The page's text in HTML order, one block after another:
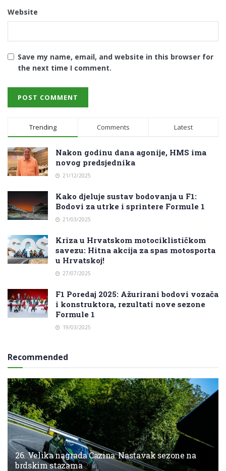
Website
Save my name, email, and website in this browser for
the next time I comment.
Trending Comments Latest
Nakon godinu dana agonije, HMS ima
novog predsjednika
21/12/2025
Kako djeluje sustav bodovanja u F1:
Bodovi za utrke i sprintere Formule 1
21/03/2025
Kriza u Hrvatskom motociklističkom
savezu: Hitna akcija za spas motosporta
u Hrvatskoj!
27/07/2025
F1 Poredaj 2025: Ažurirani bodovi vozača
i konstruktora, rezultati nove sezone
Formule 1
19/03/2025
Recommended
26. Velika nagrada Cazina: Nastavak sezone na
brdskim stazama